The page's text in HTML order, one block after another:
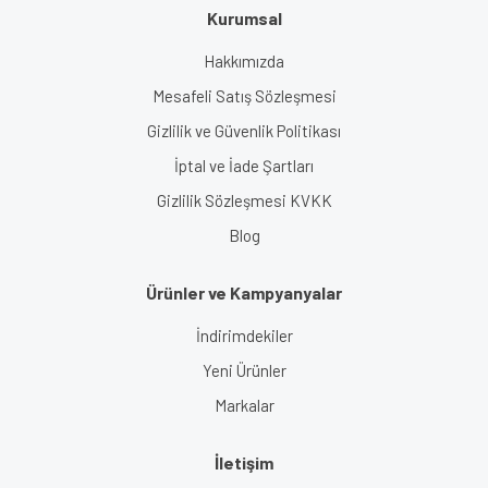
Kurumsal
Hakkımızda
Mesafeli Satış Sözleşmesi
Gizlilik ve Güvenlik Politikası
İptal ve İade Şartları
Gizlilik Sözleşmesi KVKK
Blog
Ürünler ve Kampyanyalar
İndirimdekiler
Yeni Ürünler
Markalar
İletişim